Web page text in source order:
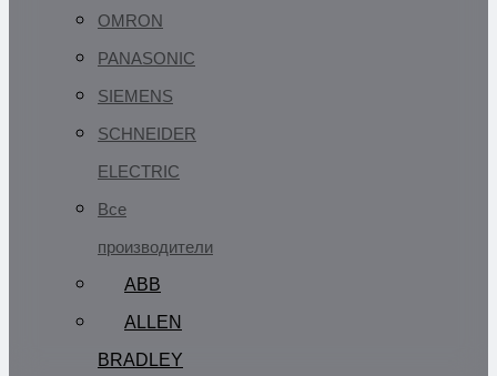
OMRON
PANASONIC
SIEMENS
SCHNEIDER
ELECTRIC
Все
производители
ABB
ALLEN
BRADLEY